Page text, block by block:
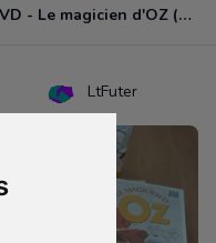
DVD - Le magicien d'OZ (volume 4)
LtFuter